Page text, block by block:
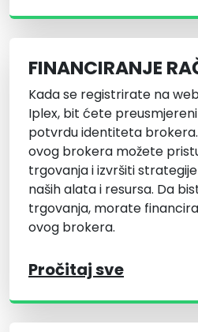
FINANCIRANJE
Kada se registrirate na
Iplex, bit ćete
potvrdu identiteta
ovog brokera možete
trgovanja i izvršiti
naših alata i resursa. Da
trgovanja, morate
ovog brokera.
Pročitaj sve